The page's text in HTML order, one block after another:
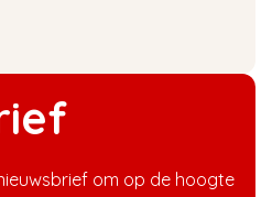
om op de hoogte